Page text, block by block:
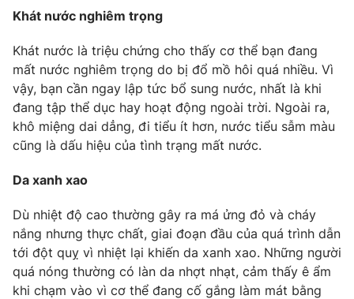
Video Shorts video
VTV Money VTV Thể thao
VTV Sức khoẻ Bất động sản
Thị trường 24h
VTV4 Vươn mình bằng AI
VTV9 VTV8
Khát nước nghiêm trọng
Khát nước là triệu chứng cho thấy cơ thể bạn đang
mất nước nghiêm trọng do bị đổ mồ hôi quá nhiều. Vì
vậy, bạn cần ngay lập tức bổ sung nước, nhất là khi
đang tập thể dục hay hoạt động ngoài trời. Ngoài ra,
khô miệng dai dẳng, đi tiểu ít hơn, nước tiểu sẫm màu
cũng là dấu hiệu của tình trạng mất nước.
Da xanh xao
Dù nhiệt độ cao thường gây ra má ửng đỏ và cháy
nắng nhưng thực chất, giai đoạn đầu của quá trình dẫn
tới đột quỵ vì nhiệt lại khiến da xanh xao. Những người
quá nóng thường có làn da nhợt nhạt, cảm thấy ê ẩm
khi chạm vào vì cơ thể đang cố gắng làm mát bằng